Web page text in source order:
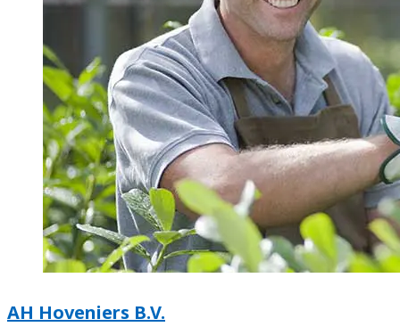
AH Hoveniers B.V.